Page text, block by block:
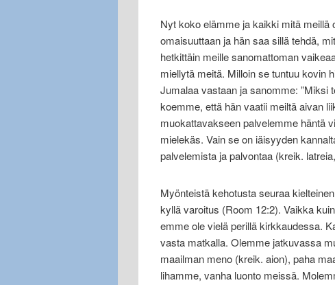
Nyt koko elämme ja kaikki mitä
omaisuuttaan ja hän saa sillä tehdä,
hetkittäin meille sanomattoman
miellytä meitä. Milloin se tuntuu kovin
Jumalaa vastaan ja sanomme: ”Miksi
koemme, että hän vaatii meiltä aivan
muokattavakseen palvelemme häntä
mielekäs. Vain se on iäisyyden
palvelemista ja palvontaa (kreik.
Myönteistä kehotusta seuraa
kyllä varoitus (Room 12:2). Vaikka
emme ole vielä perillä kirkkaudessa.
vasta matkalla. Olemme jatkuvassa
maailman meno (kreik. aion), paha
lihamme, vanha luonto meissä.